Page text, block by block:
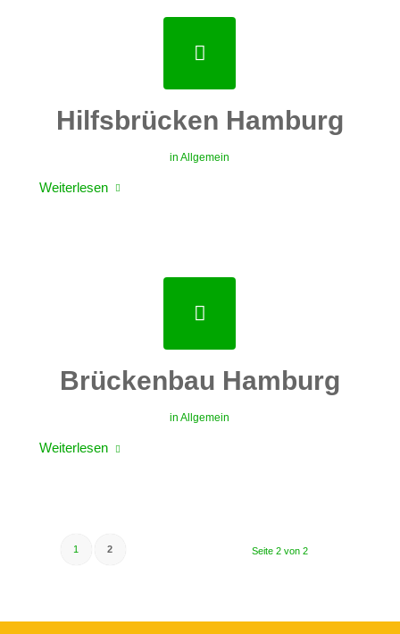
Hilfsbrücken Hamburg
inAllgemein
Weiterlesen
Brückenbau Hamburg
inAllgemein
Weiterlesen
Seite 2 von 2
1 2